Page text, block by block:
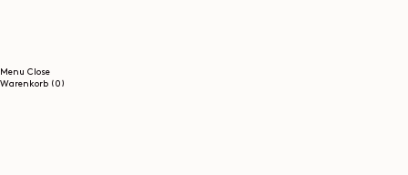
Menu Close
Warenkorb (0)